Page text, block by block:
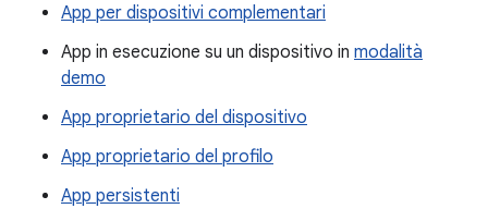
App per dispositivi complementari
App in esecuzione su un dispositivo in modalità
demo
App proprietario del dispositivo
App proprietario del profilo
App persistenti